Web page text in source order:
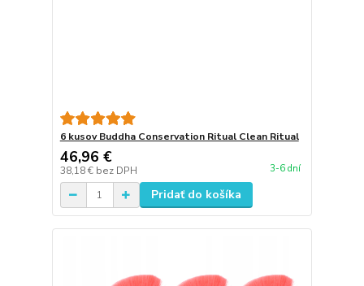
6 kusov Buddha Conservation Ritual Clean Ritual
46,96 €
38,18 € bez DPH 3-6 dní
Pridať do košíka